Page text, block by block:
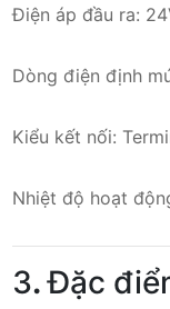
Điện áp đầu ra:
Dòng điện định
Kiểu kết nối:
Nhiệt độ hoạt
3.Đặc